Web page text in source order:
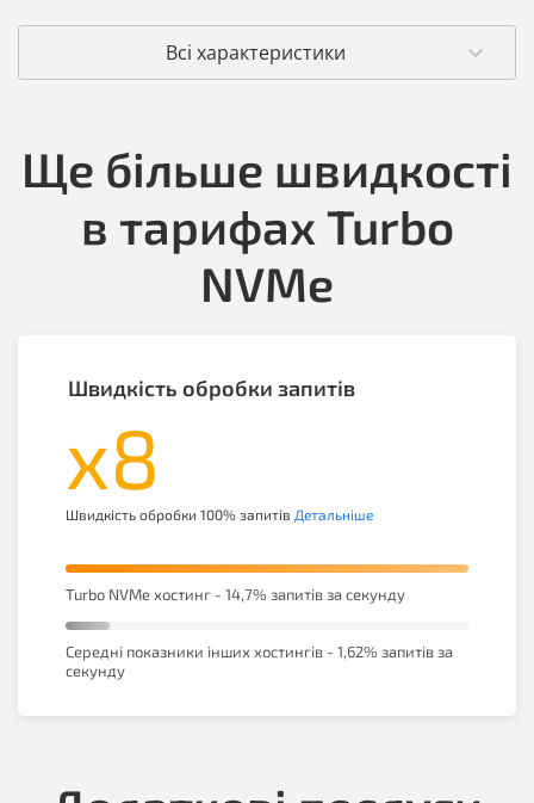
Всі характеристики
Ще більше швидкості
в тарифах Turbo
NVMe
Швидкість обробки запитів
Turbo NVMe хостинг - 14,7% запитів за секунду
Середні показники інших хостингів - 1,62% запитів за
секунду
х8
Швидкість обробки 100% запитів Детальніше